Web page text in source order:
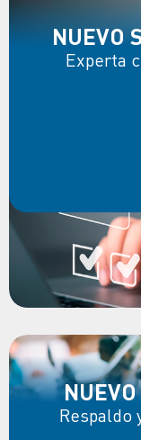
NUEVO
Experta
NUEVO
Respaldo